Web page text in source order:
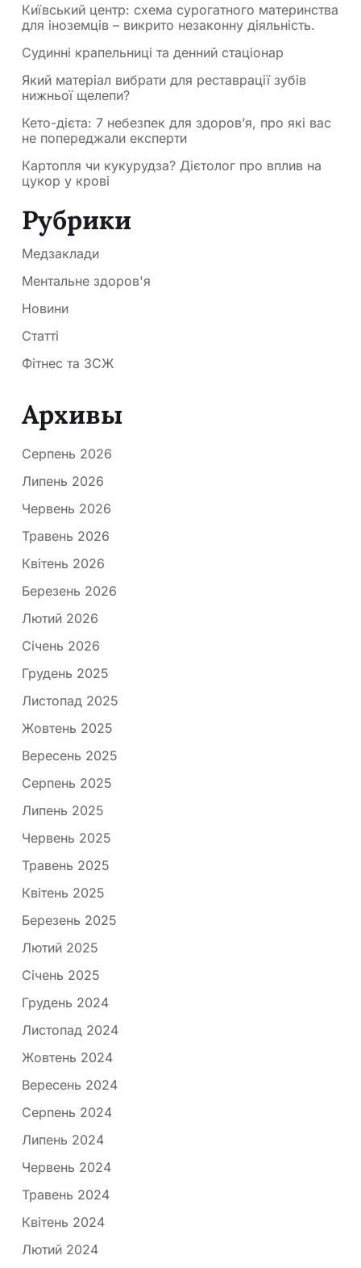
Київський центр: схема сурогатного материнства
для іноземців – викрито незаконну діяльність.
Судинні крапельниці та денний стаціонар
Який матеріал вибрати для реставрації зубів
нижньої щелепи?
Кето-дієта: 7 небезпек для здоров’я, про які вас
не попереджали експерти
Картопля чи кукурудза? Дієтолог про вплив на
цукор у крові
Рубрики
Медзаклади
Ментальне здоров'я
Новини
Статті
Фітнес та ЗСЖ
Архивы
Серпень 2026
Липень 2026
Червень 2026
Травень 2026
Квітень 2026
Березень 2026
Лютий 2026
Січень 2026
Грудень 2025
Листопад 2025
Жовтень 2025
Вересень 2025
Серпень 2025
Липень 2025
Червень 2025
Травень 2025
Квітень 2025
Березень 2025
Лютий 2025
Січень 2025
Грудень 2024
Листопад 2024
Жовтень 2024
Вересень 2024
Серпень 2024
Липень 2024
Червень 2024
Травень 2024
Квітень 2024
Лютий 2024